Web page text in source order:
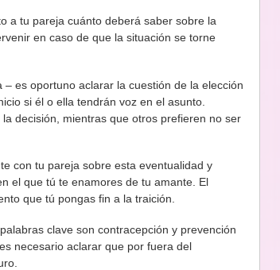
a tu pareja cuánto deberá saber sobre la
en caso de que la situación se torne
es oportuno aclarar la cuestión de la elección
si él o ella tendrán voz en el asunto.
decisión, mientras que otros prefieren no ser
con tu pareja sobre esta eventualidad y
el que tú te enamores de tu amante. El
que tú pongas fin a la traición.
clave son contracepción y prevención
necesario aclarar que por fuera del